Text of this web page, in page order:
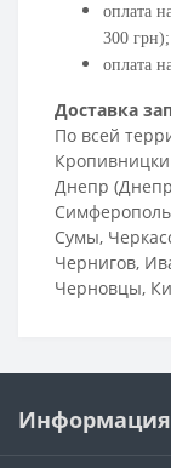
оплата
300 грн);
оплата
Доставка
По всей
Днепр
Сумы,
Чернигов,
Черновцы,
Информация